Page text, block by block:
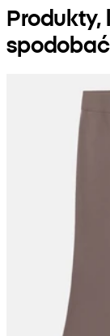
Produkty,
spodobać